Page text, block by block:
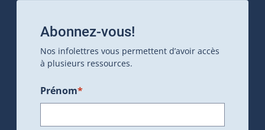
Abonnez-vous!
Nos infolettres vous permettent d’avoir accès
à plusieurs ressources.
Prénom*